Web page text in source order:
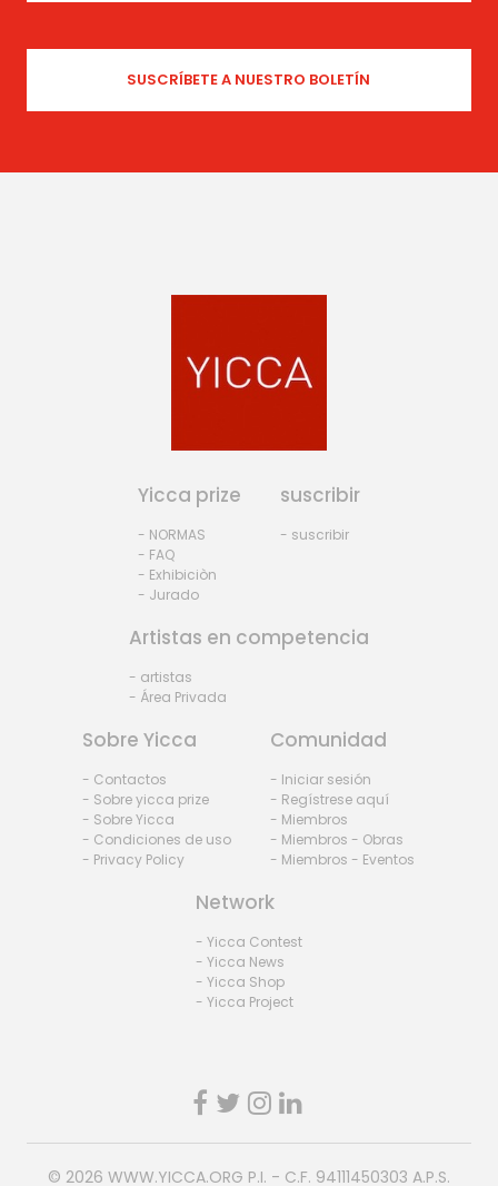
Yicca prize
- NORMAS
- FAQ
- Exhibiciòn
- Jurado
suscribir
- suscribir
Artistas en competencia
- artistas
- Área Privada
Sobre Yicca
- Contactos
- Sobre yicca prize
- Sobre Yicca
- Condiciones de uso
- Privacy Policy
Comunidad
- Iniciar sesión
- Regístrese aquí
- Miembros
- Miembros - Obras
- Miembros - Eventos
Network
- Yicca Contest
- Yicca News
- Yicca Shop
- Yicca Project
© 2026 WWW.YICCA.ORG P.I. - C.F. 94111450303 A.P.S.